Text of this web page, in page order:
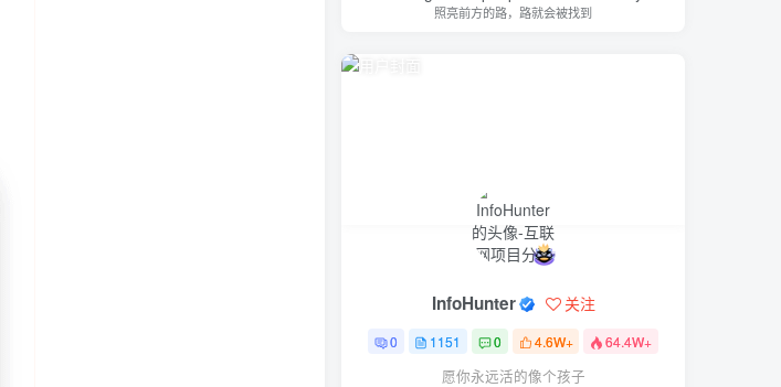
照亮前方的路，路就会被找到
InfoHunter 关注
0 1151 0 4.6W+ 64.4W+
愿你永远活的像个孩子